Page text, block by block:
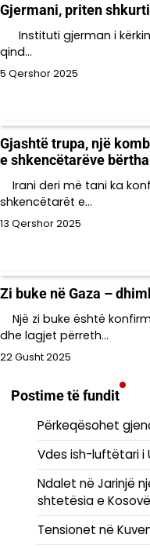
Gjermani, priten
Instituti gjerman i
qind…
5 Qershor 2025
Gjashtë trupa, një
e shkencëtarëve
Irani deri më tani ka
shkencëtarët e…
13 Qershor 2025
Zi buke në Gaza –
Një zi buke është
dhe lagjet përreth…
22 Gusht 2025
Postime të fundit
Përkeqësohet
Vdes ish-luftëtari i
Ndalet në Jarinjë
shtetësia e
Tensionet në